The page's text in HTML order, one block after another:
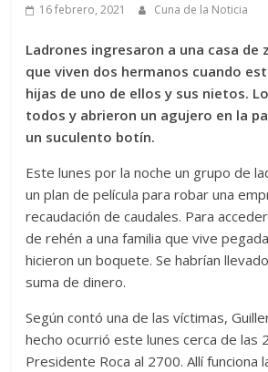
16 febrero, 2021 Cuna de la Noticia
Ladrones ingresaron a una casa de
que viven dos hermanos cuando
hijas de uno de ellos y sus nietos.
todos y abrieron un agujero en la
un suculento botín.
Este lunes por la noche un grupo de
un plan de película para robar una
recaudación de caudales. Para
de rehén a una familia que vive
hicieron un boquete. Se habrían
suma de dinero.
Según contó una de las víctimas,
hecho ocurrió este lunes cerca de las
Presidente Roca al 2700. Allí funciona